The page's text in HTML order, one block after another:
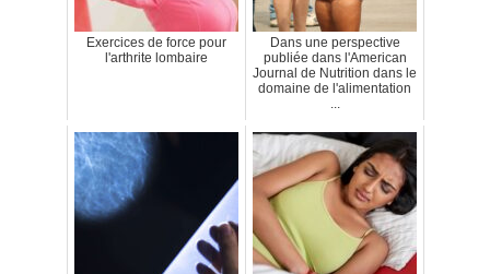
Exercices de force pour
l'arthrite lombaire
Dans une perspective
publiée dans l'American
Journal de Nutrition dans le
domaine de l'alimentation
...